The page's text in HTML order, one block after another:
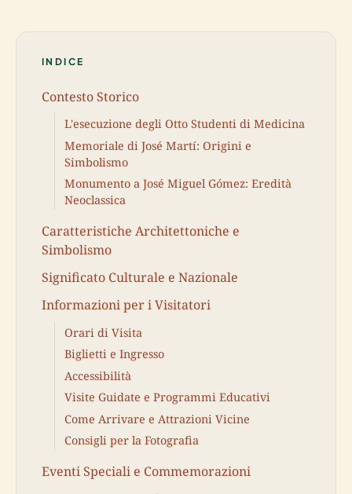
INDICE
Contesto Storico
L'esecuzione degli Otto Studenti di Medicina
Memoriale di José Martí: Origini e
Simbolismo
Monumento a José Miguel Gómez: Eredità
Neoclassica
Caratteristiche Architettoniche e
Simbolismo
Significato Culturale e Nazionale
Informazioni per i Visitatori
Orari di Visita
Biglietti e Ingresso
Accessibilità
Visite Guidate e Programmi Educativi
Come Arrivare e Attrazioni Vicine
Consigli per la Fotografia
Eventi Speciali e Commemorazioni